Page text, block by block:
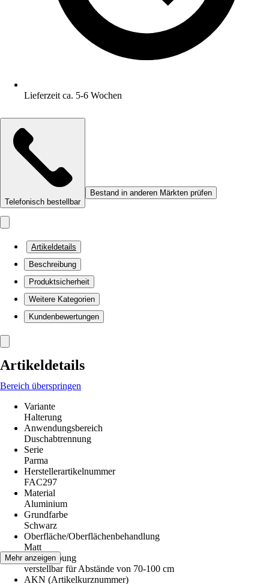
Lieferzeit ca. 5-6 Wochen
Telefonisch bestellbar
Bestand in anderen Märkten prüfen
Artikeldetails
Beschreibung
Produktsicherheit
Weitere Kategorien
Kundenbewertungen
Artikeldetails
Bereich überspringen
Variante
Halterung
Anwendungsbereich
Duschabtrennung
Serie
Parma
Herstellerartikelnummer
FAC297
Material
Aluminium
Grundfarbe
Schwarz
Oberfläche/Oberflächenbehandlung
Matt
Beschreibung
verstellbar für Abstände von 70-100 cm
AKN (Artikelkurznummer)
Mehr anzeigen